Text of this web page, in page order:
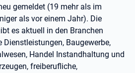
gemeldet (19 mehr als im
als vor einem Jahr). Die
es aktuell in den Branchen
Baugewerbe,
Handel Instandhaltung und
freiberufliche,